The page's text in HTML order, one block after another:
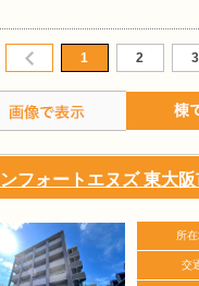
1 2 3
フォートエヌズ 東大
所
交